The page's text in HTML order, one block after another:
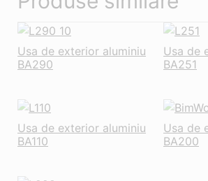
Usa de exterior aluminiu
BA290
Usa de
BA251
Usa de exterior aluminiu
BA110
Usa de
BA200